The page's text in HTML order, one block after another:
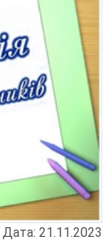
Дата: 21.11.2023